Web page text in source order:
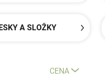
A SLOŽKY
CENA